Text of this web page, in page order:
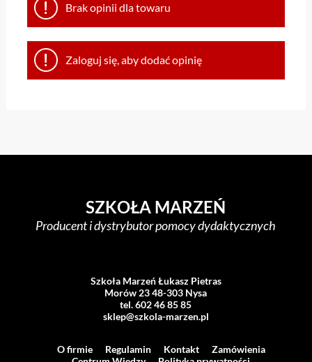
Brak opinii dla towaru
Zaloguj się, aby dodać opinię
SZKOŁA MARZEŃ
Producent i dystrybutor pomocy dydaktycznych
Szkoła Marzeń Łukasz Pietras
Morów 23 48-303 Nysa
tel. 602 46 85 85
sklep@szkola-marzen.pl
O firmie Regulamin Kontakt
Zamówienia